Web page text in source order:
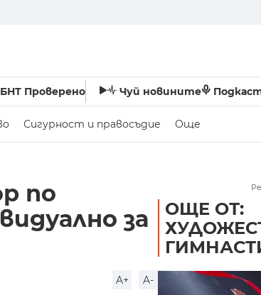
БНТ Проверено Чуй новините
Сигурност и правосъдие Още
по
за
A+
A-
ОЩЕ ОТ: